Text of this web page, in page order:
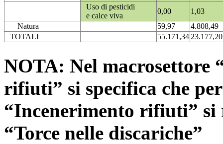
Uso di pesticidi
e calce viva
0,00
1,03
Natura
59,97
4.808,49
TOTALI
55.171,3423.177,20
NOTA: Nel macrosettore
rifiuti” si specifica che
“Incenerimento rifiuti”
“Torce nelle discariche”